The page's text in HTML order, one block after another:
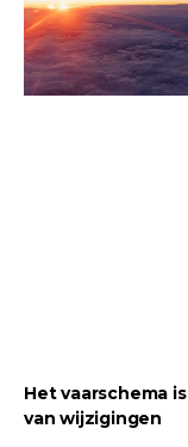
Het vaarschema
van wijzigingen